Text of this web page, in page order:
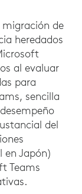
migración de
heredados
al evaluar
para
sencilla
del
en Japón)
Teams